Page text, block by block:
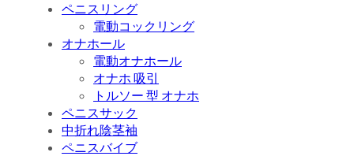
ペニスリング
電動コックリング
オナホール
電動オナホール
オナホ 吸引
トルソー 型 オナホ
ペニスサック
中折れ陰茎袖
ペニスバイブ